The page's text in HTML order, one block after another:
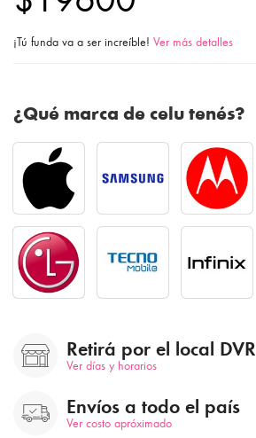
¡Tú funda va a ser increíble! Ver más detalles
¿Qué marca de celu tenés?
Retirá por el local DVR
Ver días y horarios
Envíos a todo el país
Ver costo apróximado